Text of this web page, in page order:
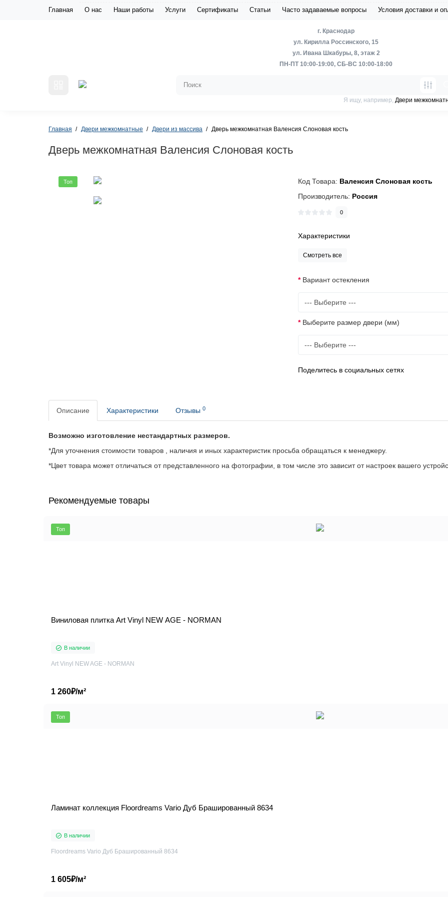
Главная О нас Наши работы Услуги Сертификаты Статьи Часто задаваемые вопросы Условия доставки и
г. Краснодар
ул. Кирилла Россинского, 15
ул. Ивана Шкабуры, 8, этаж 2
ПН-ПТ 10:00-19:00, СБ-ВС 10:00-18:00
Я ищу, например, Двери
Главная Двери межкомнатные Двери из массива Дверь межкомнатная Валенсия Слоновая кость
Дверь межкомнатная Валенсия Слоновая кость
Топ Код Товара: Валенсия Слоновая кость
Производитель: Россия
0
Характеристики
Смотреть все
Вариант остекления
Выберите размер двери (мм)
Поделитесь в социальных сетях
Описание Характеристики Отзывы 0
Возможно изготовление нестандартных размеров.
*Для уточнения стоимости товаров , наличия и иных характеристик просьба обращаться к менеджеру.
*Цвет товара может отличаться от представленного на фотографии, в том числе это зависит от настроек вашего
Рекомендуемые товары
Топ
Виниловая плитка Art Vinyl NEW AGE - NORMAN
В наличии
Art Vinyl NEW AGE - NORMAN
1 260₽/м²
Топ
Ламинат коллекция Floordreams Vario Дуб Брашированный 8634
В наличии
Floordreams Vario Дуб Брашированный 8634
1 605₽/м²